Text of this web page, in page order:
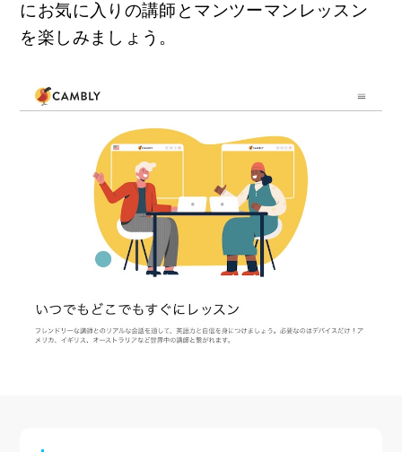
にお気に入りの講師とマンツーマンレッスン
を楽しみましょう。